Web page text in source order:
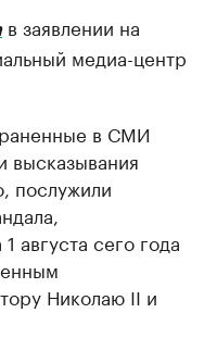
в заявлении на
медиа-центр
в СМИ
высказывания
послужили
августа сего года
Николаю II и